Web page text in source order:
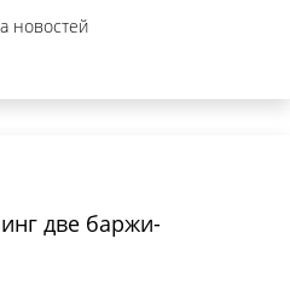
новостей
две баржи-